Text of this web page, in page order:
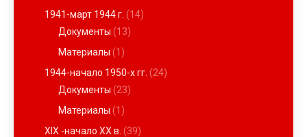
1941-март 1944 г. (14)
Документы (13)
Материалы (1)
1944-начало 1950-х гг. (24)
Документы (23)
Материалы (1)
XIX -начало ХХ в. (39)